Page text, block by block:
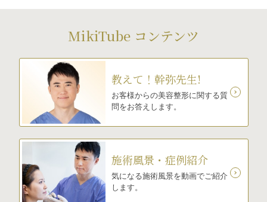
MikiTube コンテンツ
教えて！幹弥先生!
お客様からの美容整形に関する質
問をお答えします。
施術風景・症例紹介
気になる施術風景を動画でご紹介
します。